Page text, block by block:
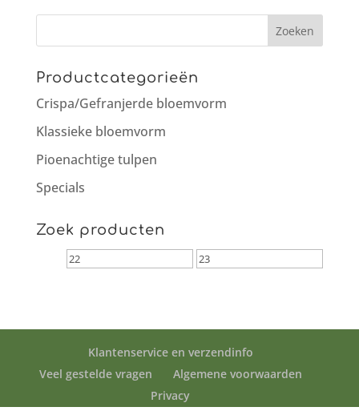
Productcategorieën
Crispa/Gefranjerde bloemvorm
Klassieke bloemvorm
Pioenachtige tulpen
Specials
Zoek producten
Klantenservice en verzendinfo
Veel gestelde vragen
Algemene voorwaarden
Privacy